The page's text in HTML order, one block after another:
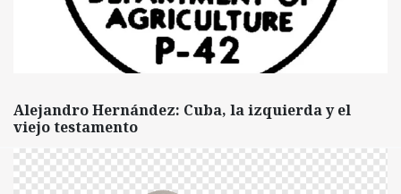
Alejandro Hernández: Cuba, la izquierda y el
viejo testamento